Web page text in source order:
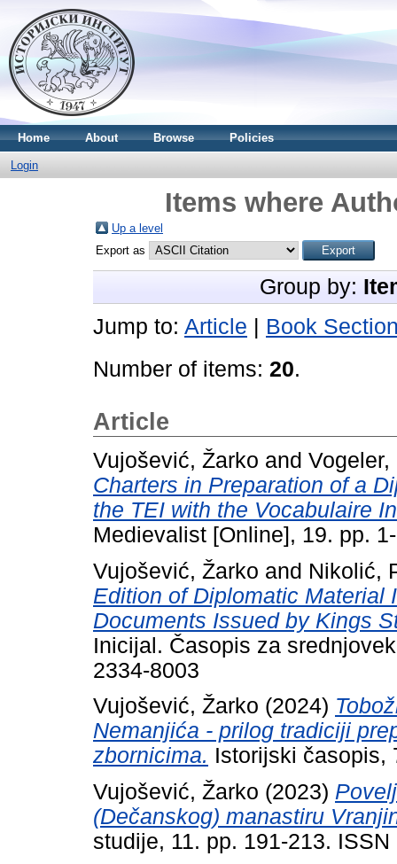
Home About Browse Policies
Login
Items where
Up a level
Export as
Group by:
Jump to: Article
Book
Number of items: 20.
Article
Vujošević, Žarko and Vogeler,
Charters in Preparation of a
the TEI with the Vocabulaire
Medievalist [Online], 19. pp.
Vujošević, Žarko and Nikolić,
Edition of Diplomatic Material
Documents Issued by Kings
Inicijal. Časopis za
2334-8003
Vujošević, Žarko (2024)
Nemanjića - prilog tradiciji
zbornicima. Istorijski časopis,
Vujošević, Žarko (2023)
(Dečanskog) manastiru
studije, 11. pp. 191-213. ISSN